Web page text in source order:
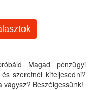
Magad pénzügyi
szeretnél kiteljesedni?
Beszélgessünk!